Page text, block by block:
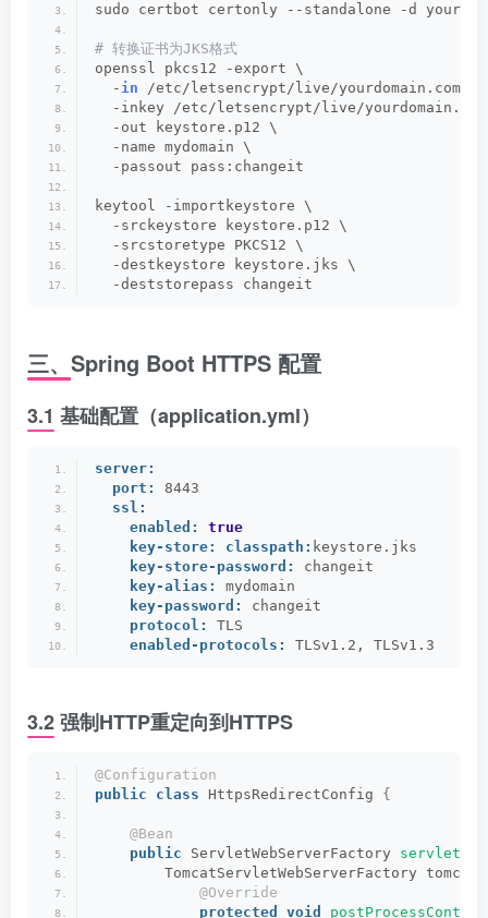
sudo certbot certonly --standalone -d
# 转换证书为JKS格式
openssl pkcs12 -export \
  -
in /etc/letsencrypt/live/yourdomain.com/
-inkey /etc/letsencrypt/live/
  -out keystore.p12 \
  -name mydomain \
  -passout pass:changeit
keytool -importkeystore \
  -srckeystore keystore.p12 \
  -srcstoretype PKCS12 \
  -destkeystore keystore.jks \
  -deststorepass changeit
三、Spring Boot HTTPS 配置
3.1 基础配置（application.yml）
server:
port:
8443
ssl:
enabled:
true
key-store:
classpath: keystore.jks
key-store-password:
changeit
key-alias:
mydomain
key-password:
changeit
protocol:
TLS
enabled-protocols:
TLSv1.2, TLSv1.3
3.2 强制HTTP重定向到HTTPS
@Configuration
public
class HttpsRedirectConfig {
@Bean
public ServletWebServerFactory
TomcatServletWebServerFactory
@Override
protected
void postProcessContext